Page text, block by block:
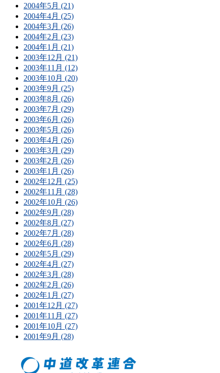
2004年5月 (21)
2004年4月 (25)
2004年3月 (26)
2004年2月 (23)
2004年1月 (21)
2003年12月 (21)
2003年11月 (12)
2003年10月 (20)
2003年9月 (25)
2003年8月 (26)
2003年7月 (29)
2003年6月 (26)
2003年5月 (26)
2003年4月 (26)
2003年3月 (29)
2003年2月 (26)
2003年1月 (26)
2002年12月 (25)
2002年11月 (28)
2002年10月 (26)
2002年9月 (28)
2002年8月 (27)
2002年7月 (28)
2002年6月 (28)
2002年5月 (29)
2002年4月 (27)
2002年3月 (28)
2002年2月 (26)
2002年1月 (27)
2001年12月 (27)
2001年11月 (27)
2001年10月 (27)
2001年9月 (28)